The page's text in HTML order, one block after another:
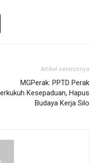
Artikel seterusnya
MGPerak: PPTD Perak
Kesepaduan, Hapus
Budaya Kerja Silo